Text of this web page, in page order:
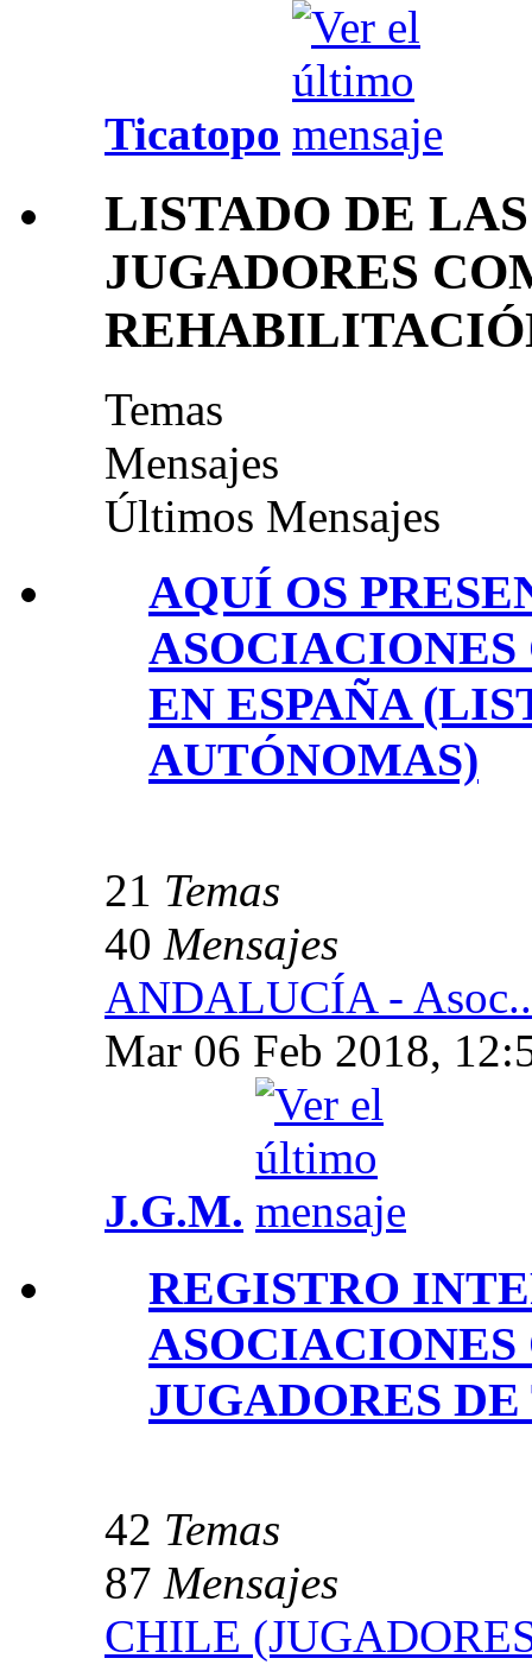
Ticatopo
LISTADO DE
JUGADORES
Temas
Mensajes
Últimos Mensajes
AQUÍ OS
EN ESPAÑA
AUTÓNOMAS)
21 Temas
40 Mensajes
ANDALUCÍA -
Mar 06 Feb 2018,
J.G.M.
REGISTRO
ASOCIACIONES
JUGADORES
42 Temas
87 Mensajes
CHILE